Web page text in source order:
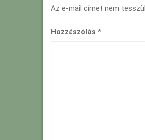
Az e-mail címet nem
Hozzászólás *